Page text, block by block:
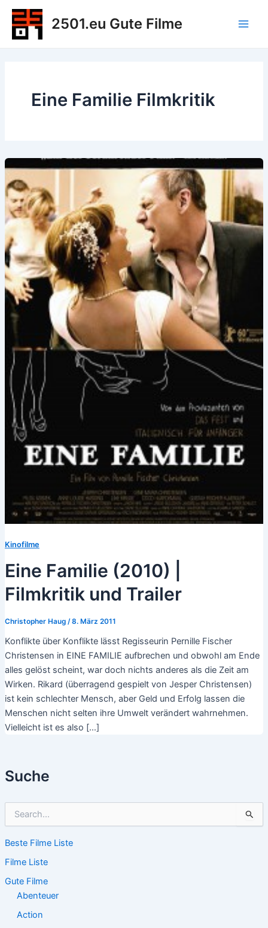
Zum
Inhalt
springen
2501.eu Gute Filme
Suche
h
n
n
Beste Filme Liste
Filme Liste
Gute Filme
Abenteuer
Action
Eine Familie Filmkritik
Kinofilme
Eine Familie (2010) |
Filmkritik und Trailer
Christopher Haug /8. März 2011
Konflikte über Konflikte lässt Regisseurin Pernille Fischer
Christensen in EINE FAMILIE aufbrechen und obwohl am Ende
alles gelöst scheint, war doch nichts anderes als die Zeit am
Wirken. Rikard (überragend gespielt von Jesper Christensen)
ist kein schlechter Mensch, aber Geld und Erfolg lassen die
Menschen nicht selten ihre Umwelt verändert wahrnehmen.
Vielleicht ist es also […]